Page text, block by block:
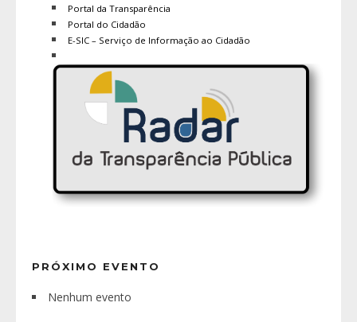
Portal da Transparência
Portal do Cidadão
E-SIC – Serviço de Informação ao Cidadão
PRÓXIMO EVENTO
Nenhum evento